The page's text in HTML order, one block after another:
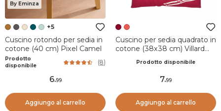
By Eminza
+5
Cuscino rotondo per sedia in
cotone (40 cm) Pixel Camel
Prodotto
disponibile
(8)
6.99
Aggiungo al carrello
Cuscino per sedia quadrato in
cotone (38x38 cm) Villard
Prodotto disponibile
7.99
Aggiungo al carrello